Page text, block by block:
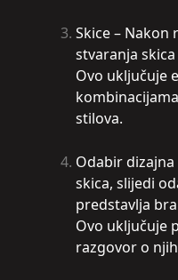
Skice – Nakon
stvaranja
Ovo uključuje
stilova.
Odabir
skica, slijedi
predstavlja
Ovo uključuje
razgovor o